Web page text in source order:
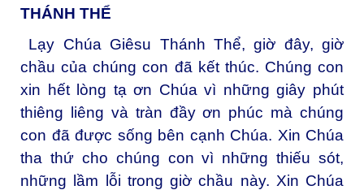
THÁNH THỂ
Lạy Chúa Giêsu Thánh Thể, giờ đây, giờ
chầu của chúng con đã kết thúc. Chúng con
xin hết lòng tạ ơn Chúa vì những giây phút
thiêng liêng và tràn đầy ơn phúc mà chúng
con đã được sống bên cạnh Chúa. Xin Chúa
tha thứ cho chúng con vì những thiếu sót,
những lầm lỗi trong giờ chầu này. Xin Chúa